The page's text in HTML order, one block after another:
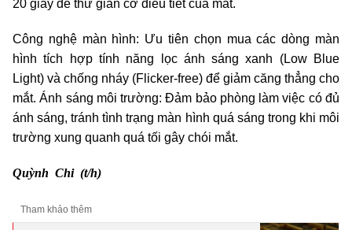
20 giây để thư giãn cơ điều tiết của mắt.
Công nghệ màn hình: Ưu tiên chọn mua các dòng màn
hình tích hợp tính năng lọc ánh sáng xanh (Low Blue
Light) và chống nháy (Flicker-free) để giảm căng thẳng cho
mắt. Ánh sáng môi trường: Đảm bảo phòng làm việc có đủ
ánh sáng, tránh tình trạng màn hình quá sáng trong khi môi
trường xung quanh quá tối gây chói mắt.
Quỳnh Chi (t/h)
Tham khảo thêm